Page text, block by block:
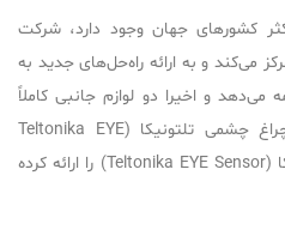
کشورهای جهان وجود دارد، شرکت
می‌کند و به ارائه راه‌حل‌های جدید به
و اخیرا دو لوازم جانبی کاملاً
جدید مبتنی بر اتصال بلوتوث چراغ چشمی تلتونیکا (Teltonika EYE
Beacon) و سنسور چشمی تلتونیکا (Teltonika EYE Sensor) را ارائه کرده